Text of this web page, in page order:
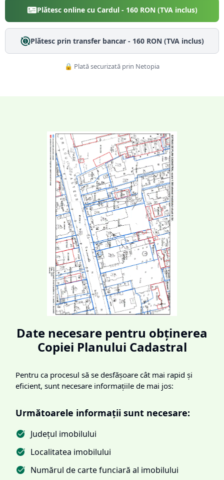
Plătesc online cu Cardul - 160RON (TVA inclus)
Plătesc prin transfer bancar - 160RON (TVA inclus)
🔒 Plată securizată prin Netopia
Date necesare pentru obținerea
Copiei Planului Cadastral
Pentru ca procesul să se desfășoare cât mai rapid și
eficient, sunt necesare informațiile de mai jos:
Următoarele informații sunt necesare:
Județul imobilului
Localitatea imobilului
Numărul de carte funciară al imobilului